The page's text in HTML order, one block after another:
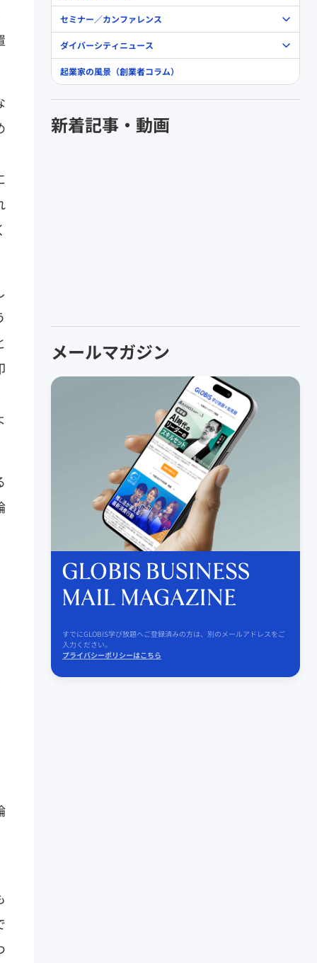
セミナー／カンファレンス
ダイバーシティニュース
起業家の風景（創業者コラム）
新着記事・動画
メールマガジン
すでにGLOBIS学び放題へご登録済みの方は、別のメールアドレスをご
入力ください。
プライバシーポリシーはこちら